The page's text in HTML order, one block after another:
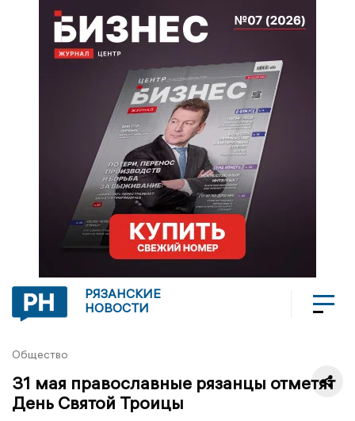
РЯЗАНСКИЕ
НОВОСТИ
Общество
31 мая православные рязанцы отметят
День Святой Троицы